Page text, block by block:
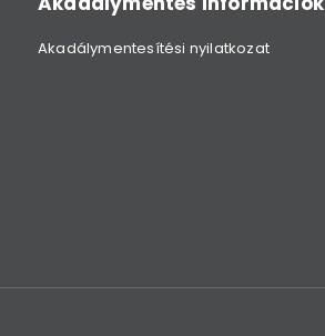
Akadálymentesítési nyilatkozat